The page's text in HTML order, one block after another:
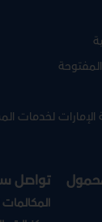
لخدمات
تواصل
المكالمات